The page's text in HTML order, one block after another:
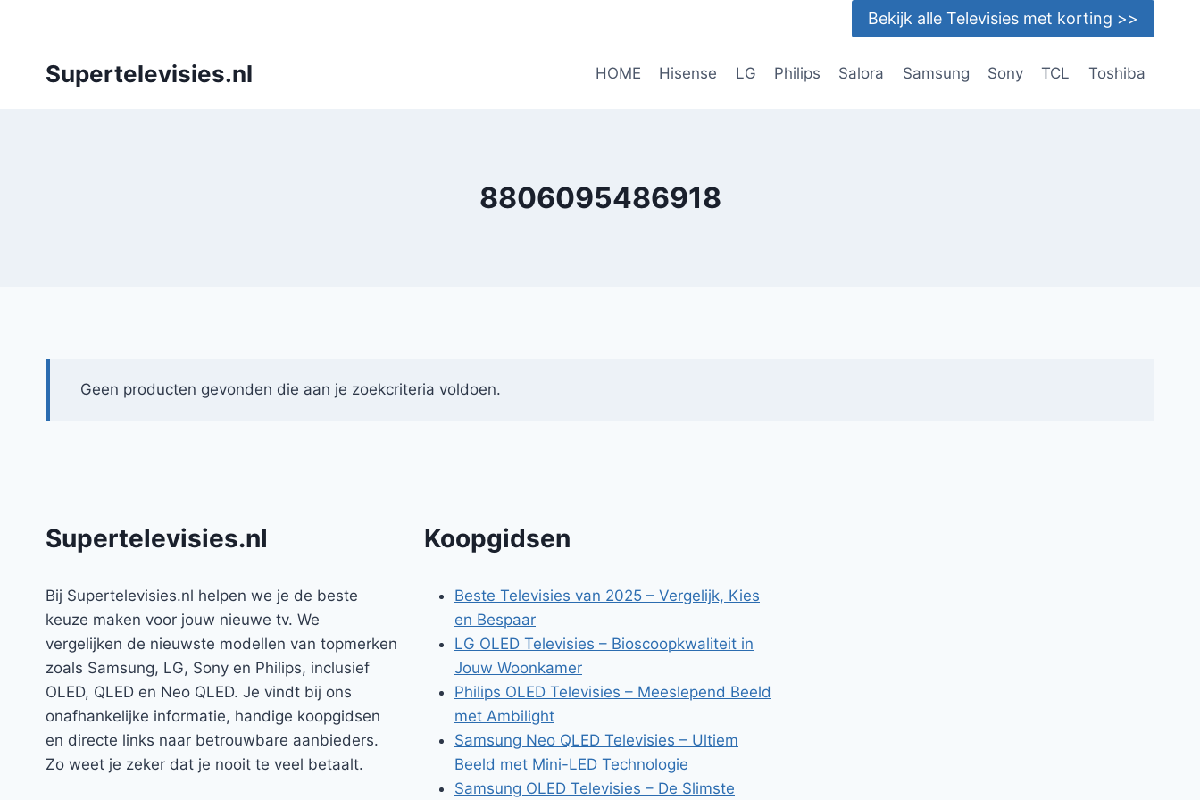
Bekijk alle Televisies met korting >>
Supertelevisies.nl HOME Hisense LG Philips Salora Samsung Sony TCL Toshiba
8806095486918
Geen producten gevonden die aan je zoekcriteria voldoen.
Supertelevisies.nl
Bij Supertelevisies.nl helpen we je de beste
keuze maken voor jouw nieuwe tv. We
vergelijken de nieuwste modellen van topmerken
zoals Samsung, LG, Sony en Philips, inclusief
OLED, QLED en Neo QLED. Je vindt bij ons
onafhankelijke informatie, handige koopgidsen
en directe links naar betrouwbare aanbieders.
Zo weet je zeker dat je nooit te veel betaalt.
Koopgidsen
Beste Televisies van 2025 – Vergelijk, Kies
en Bespaar
LG OLED Televisies – Bioscoopkwaliteit in
Jouw Woonkamer
Philips OLED Televisies – Meeslepend Beeld
met Ambilight
Samsung Neo QLED Televisies – Ultiem
Beeld met Mini-LED Technologie
Samsung OLED Televisies – De Slimste